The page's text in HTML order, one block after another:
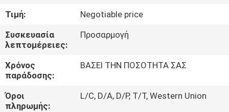
ΜΑΣ
ΕΛΆΤΕ
ΕΠΑΦΉ
ΜΕ
Τιμή:
Negotiable price
Συσκευασία
λεπτομέρειες:
Προσαρμογή
Χρόνος
παράδοσης:
ΒΑΣΕΙ ΤΗΝ ΠΟΣΟΤΗΤΑ ΣΑΣ
Όροι
πληρωμής:
L/C, D/A, D/P, T/T, Western Union